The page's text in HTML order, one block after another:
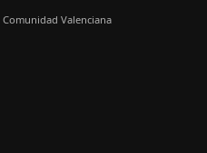
Comunidad Valenciana